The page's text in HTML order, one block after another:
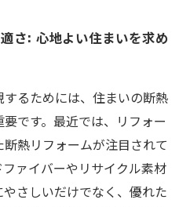
さ: 心地よい住まいを求め
るためには、住まいの断熱
です。最近では、リフォー
熱リフォームが注目されて
ァイバーやリサイクル素材
さしいだけでなく、優れた